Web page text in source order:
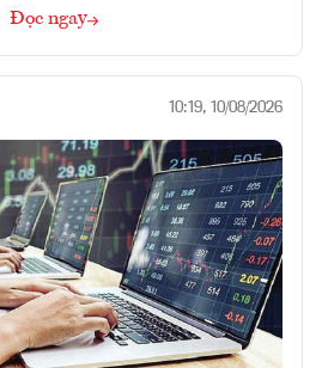
Đọc ngay
10:19, 10/08/2026